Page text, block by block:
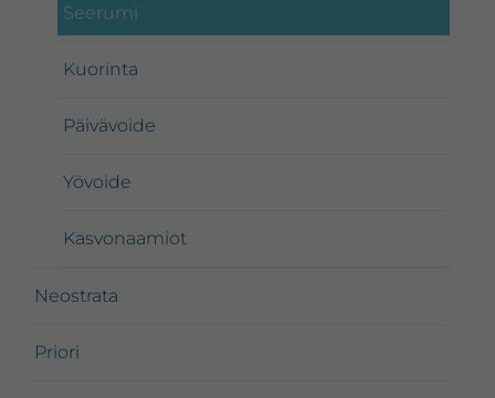
Seerumi
Kuorinta
Päivävoide
Yövoide
Kasvonaamiot
Neostrata
Priori